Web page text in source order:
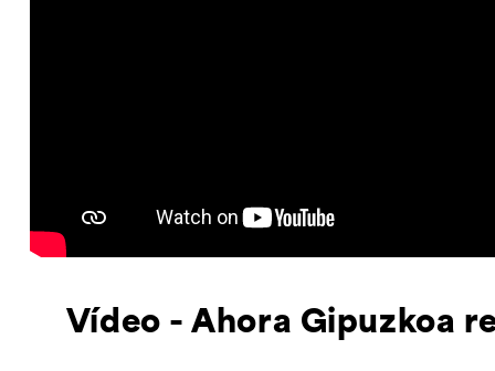
Vídeo - Ahora Gipuzkoa